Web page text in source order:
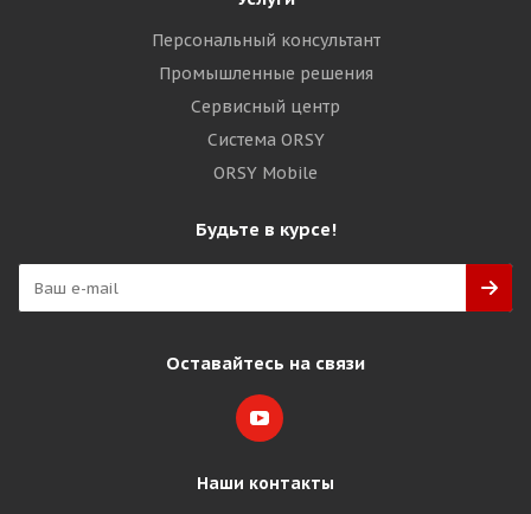
Персональный консультант
Промышленные решения
Сервисный центр
Система ORSY
ORSY Mobile
Будьте в курсе!
Оставайтесь на связи
Наши контакты